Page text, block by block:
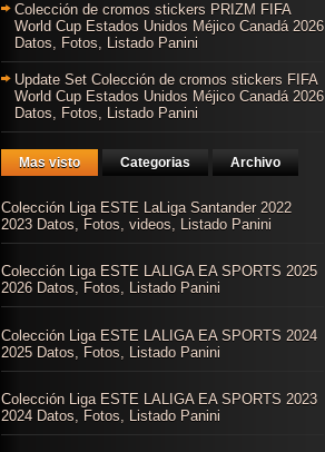
Colección de cromos stickers PRIZM FIFA
World Cup Estados Unidos Méjico Canadá 2026
Datos, Fotos, Listado Panini
Update Set Colección de cromos stickers FIFA
World Cup Estados Unidos Méjico Canadá 2026
Datos, Fotos, Listado Panini
Mas visto Categorias Archivo
Colección Liga ESTE LaLiga Santander 2022
2023 Datos, Fotos, videos, Listado Panini
Colección Liga ESTE LALIGA EA SPORTS 2025
2026 Datos, Fotos, Listado Panini
Colección Liga ESTE LALIGA EA SPORTS 2024
2025 Datos, Fotos, Listado Panini
Colección Liga ESTE LALIGA EA SPORTS 2023
2024 Datos, Fotos, Listado Panini